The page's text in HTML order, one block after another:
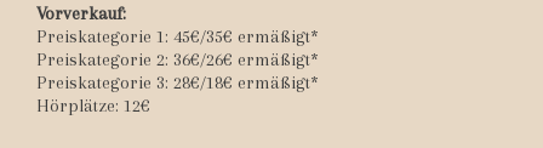
Vorverkauf:
Preiskategorie 1: 45€/35€ ermäßigt*
Preiskategorie 2: 36€/26€ ermäßigt*
Preiskategorie 3: 28€/18€ ermäßigt*
Hörplätze: 12€